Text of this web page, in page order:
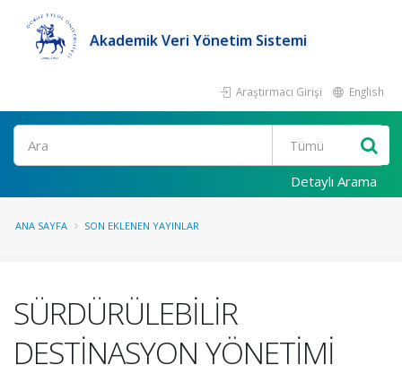
Akademik Veri Yönetim Sistemi
Araştırmacı Girişi English
Ara
Detaylı Arama
ANA SAYFA SON EKLENEN YAYINLAR
SÜRDÜRÜLEBİLİR
DESTİNASYON YÖNETİMİ